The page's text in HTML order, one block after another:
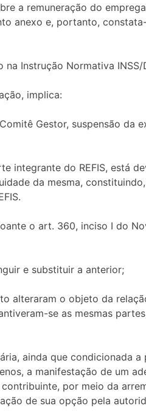
a remuneração do
anexo e, portanto,
Instrução Normativa
implica:
Gestor, suspensão da
integrante do REFIS, está
da mesma,
o art. 360, inciso I do
e substituir a anterior;
alteraram o objeto da
se as mesmas
ainda que condicionada
a manifestação de um
por meio da
de sua opção pela